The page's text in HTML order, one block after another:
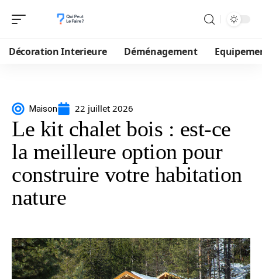
Décoration Interieure Déménagement
Maison 22 juillet 2026
Le kit chalet bois : est-ce
la meilleure option pour
construire votre habitation
nature